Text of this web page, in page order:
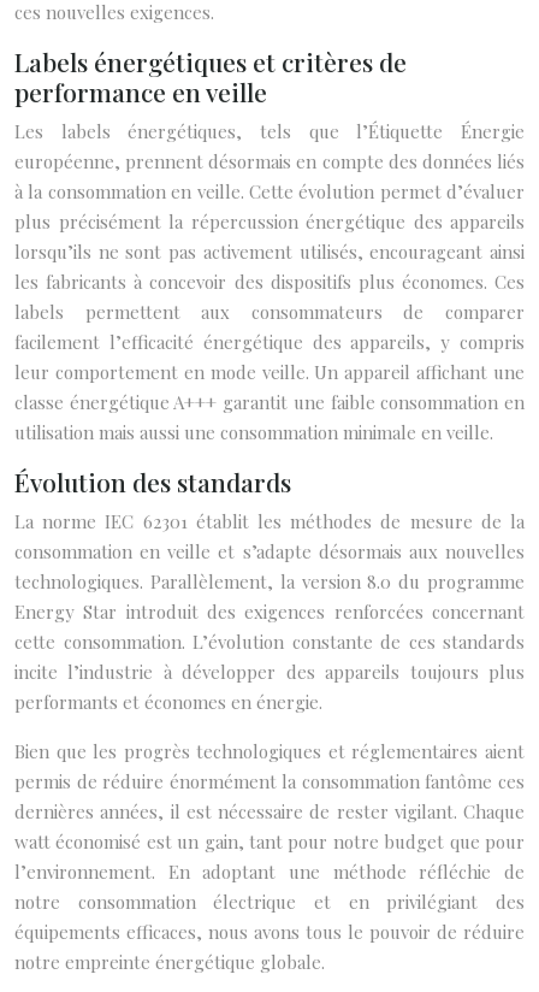
ces nouvelles exigences.
Labels énergétiques et critères de
performance en veille
Les labels énergétiques, tels que l’Étiquette Énergie
européenne, prennent désormais en compte des données liés
à la consommation en veille. Cette évolution permet d’évaluer
plus précisément la répercussion énergétique des appareils
lorsqu’ils ne sont pas activement utilisés, encourageant ainsi
les fabricants à concevoir des dispositifs plus économes. Ces
labels permettent aux consommateurs de comparer
facilement l’efficacité énergétique des appareils, y compris
leur comportement en mode veille. Un appareil affichant une
classe énergétique A+++ garantit une faible consommation en
utilisation mais aussi une consommation minimale en veille.
Évolution des standards
La norme IEC 62301 établit les méthodes de mesure de la
consommation en veille et s’adapte désormais aux nouvelles
technologiques. Parallèlement, la version 8.0 du programme
Energy Star introduit des exigences renforcées concernant
cette consommation. L’évolution constante de ces standards
incite l’industrie à développer des appareils toujours plus
performants et économes en énergie.
Bien que les progrès technologiques et réglementaires aient
permis de réduire énormément la consommation fantôme ces
dernières années, il est nécessaire de rester vigilant. Chaque
watt économisé est un gain, tant pour notre budget que pour
l’environnement. En adoptant une méthode réfléchie de
notre consommation électrique et en privilégiant des
équipements efficaces, nous avons tous le pouvoir de réduire
notre empreinte énergétique globale.